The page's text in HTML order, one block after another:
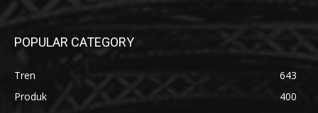
POPULAR CATEGORY
Tren
643
Produk
400